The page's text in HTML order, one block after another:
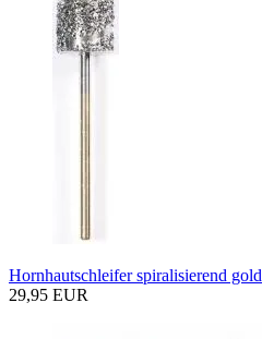
Hornhautschleifer spiralisierend gold
29,95 EUR